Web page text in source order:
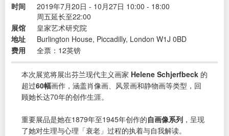
时间
2019年7月20日 - 10月27日 10:00 - 18:00
周五延长至22:00
展馆
皇家艺术研究院
地址
Burlington House, Piccadilly, London W1J 0BD
费用
全票：12英镑
本次展览将展出芬兰现代主义画家 Helene Schjerfbeck 的
超过60幅画作，涵盖肖像画、风景画和静物画等类型，回
顾她长达70年的创作生涯。
重要展品是她在1879年至1945年创作的自画像系列 ，呈现
了她对生理与心理「衰老」过程的执着与自我解读。